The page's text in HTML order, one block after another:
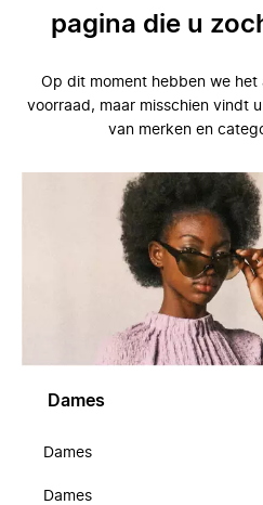
pagina die u
Op dit moment hebben we
voorraad, maar misschien vindt
van merken en
Dames
Dames
Dames